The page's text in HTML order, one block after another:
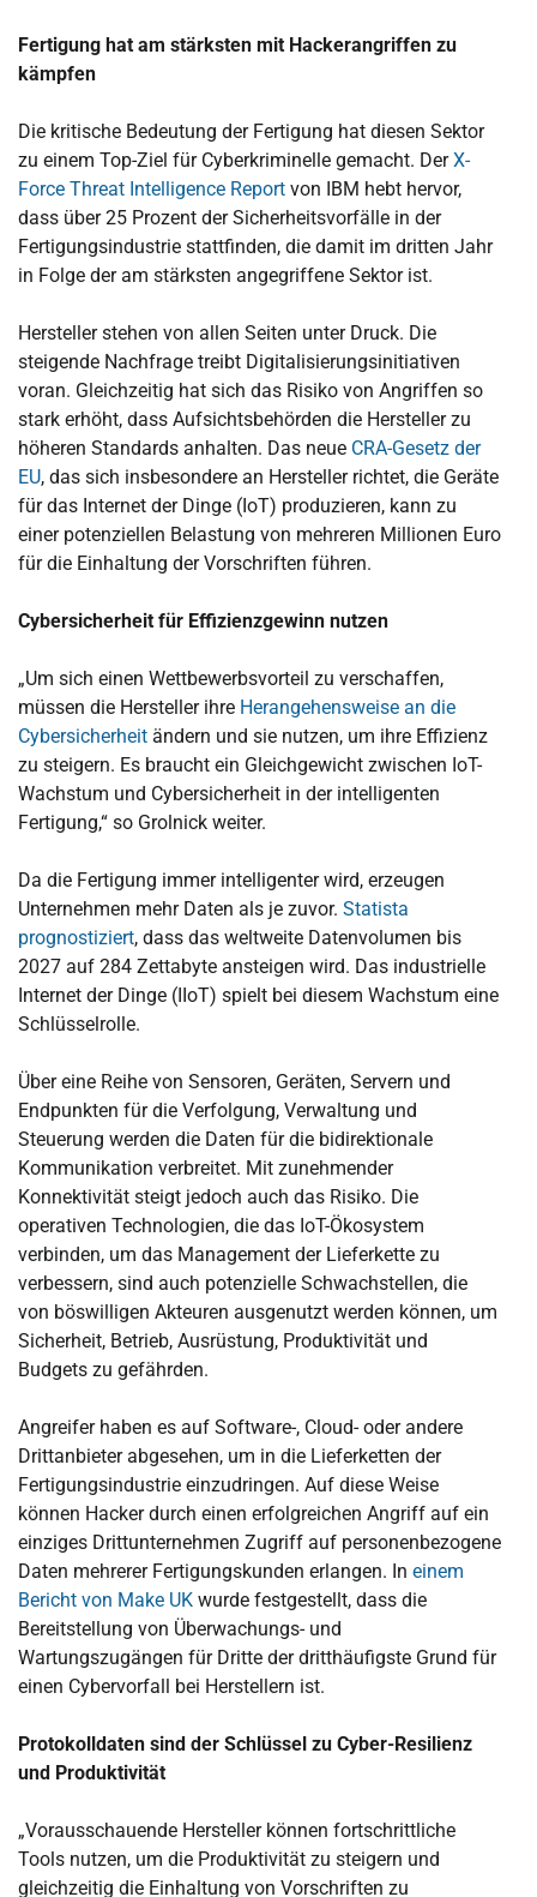
Fertigung hat am stärksten mit Hackerangriffen zu
kämpfen
Die kritische Bedeutung der Fertigung hat diesen Sektor
zu einem Top-Ziel für Cyberkriminelle gemacht. DerX-
Force Threat Intelligence Report von IBM hebt hervor,
dass über 25 Prozent der Sicherheitsvorfälle in der
Fertigungsindustrie stattfinden, die damit im dritten Jahr
in Folge der am stärksten angegriffene Sektor ist.
Hersteller stehen von allen Seiten unter Druck. Die
steigende Nachfrage treibt Digitalisierungsinitiativen
voran. Gleichzeitig hat sich das Risiko von Angriffen so
stark erhöht, dass Aufsichtsbehörden die Hersteller zu
höheren Standards anhalten. Das neue CRA-Gesetz der
EU, das sich insbesondere an Hersteller richtet, die Geräte
für das Internet der Dinge (IoT) produzieren, kann zu
einer potenziellen Belastung von mehreren Millionen Euro
für die Einhaltung der Vorschriften führen.
Cybersicherheit für Effizienzgewinn nutzen
„Um sich einen Wettbewerbsvorteil zu verschaffen,
müssen die Hersteller ihre Herangehensweise an die
Cybersicherheit ändern und sie nutzen, um ihre Effizienz
zu steigern. Es braucht ein Gleichgewicht zwischen IoT-
Wachstum und Cybersicherheit in der intelligenten
Fertigung,“ so Grolnick weiter.
Da die Fertigung immer intelligenter wird, erzeugen
Unternehmen mehr Daten als je zuvor. Statista
prognostiziert, dass das weltweite Datenvolumen bis
2027 auf 284 Zettabyte ansteigen wird. Das industrielle
Internet der Dinge (IIoT) spielt bei diesem Wachstum eine
Schlüsselrolle.
Über eine Reihe von Sensoren, Geräten, Servern und
Endpunkten für die Verfolgung, Verwaltung und
Steuerung werden die Daten für die bidirektionale
Kommunikation verbreitet. Mit zunehmender
Konnektivität steigt jedoch auch das Risiko. Die
operativen Technologien, die das IoT-Ökosystem
verbinden, um das Management der Lieferkette zu
verbessern, sind auch potenzielle Schwachstellen, die
von böswilligen Akteuren ausgenutzt werden können, um
Sicherheit, Betrieb, Ausrüstung, Produktivität und
Budgets zu gefährden.
Angreifer haben es auf Software-, Cloud- oder andere
Drittanbieter abgesehen, um in die Lieferketten der
Fertigungsindustrie einzudringen. Auf diese Weise
können Hacker durch einen erfolgreichen Angriff auf ein
einziges Drittunternehmen Zugriff auf personenbezogene
Daten mehrerer Fertigungskunden erlangen. In einem
Bericht von Make UK wurde festgestellt, dass die
Bereitstellung von Überwachungs- und
Wartungszugängen für Dritte der dritthäufigste Grund für
einen Cybervorfall bei Herstellern ist.
Protokolldaten sind der Schlüssel zu Cyber-Resilienz
und Produktivität
„Vorausschauende Hersteller können fortschrittliche
Tools nutzen, um die Produktivität zu steigern und
gleichzeitig die Einhaltung von Vorschriften zu